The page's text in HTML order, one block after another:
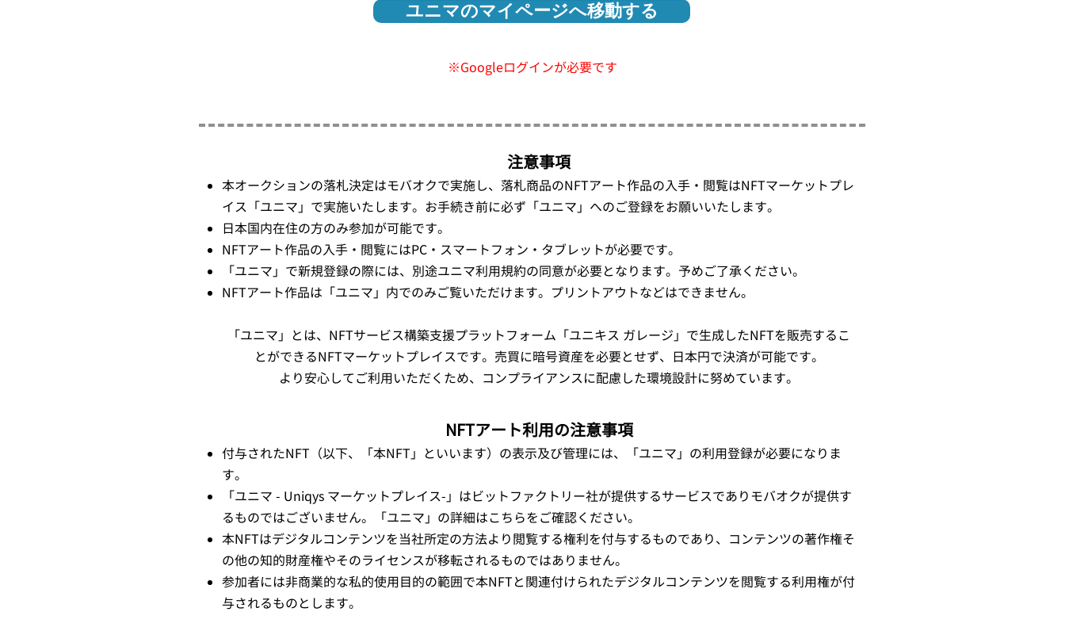
ユニマのマイページへ移動する
※Googleログインが必要です
注意事項
本オークションの落札決定はモバオクで実施し、落札商品のNFTアート作品の入手・閲覧はNFTマーケットプレ
イス「ユニマ」で実施いたします。お手続き前に必ず「ユニマ」へのご登録をお願いいたします。
日本国内在住の方のみ参加が可能です。
NFTアート作品の入手・閲覧にはPC・スマートフォン・タブレットが必要です。
「ユニマ」で新規登録の際には、別途ユニマ利用規約の同意が必要となります。予めご了承ください。
NFTアート作品は「ユニマ」内でのみご覧いただけます。プリントアウトなどはできません。
「ユニマ」とは、NFTサービス構築支援プラットフォーム「ユニキス ガレージ」で生成したNFTを販売するこ
とができるNFTマーケットプレイスです。売買に暗号資産を必要とせず、日本円で決済が可能です。
より安心してご利用いただくため、コンプライアンスに配慮した環境設計に努めています。
NFTアート利用の注意事項
付与されたNFT（以下、「本NFT」といいます）の表示及び管理には、「ユニマ」の利用登録が必要になりま
す。
「ユニマ - Uniqys マーケットプレイス-」はビットファクトリー社が提供するサービスでありモバオクが提供す
るものではございません。「ユニマ」の詳細はこちらをご確認ください。
本NFTはデジタルコンテンツを当社所定の方法より閲覧する権利を付与するものであり、コンテンツの著作権そ
の他の知的財産権やそのライセンスが移転されるものではありません。
参加者には非商業的な私的使用目的の範囲で本NFTと関連付けられたデジタルコンテンツを閲覧する利用権が付
与されるものとします。​